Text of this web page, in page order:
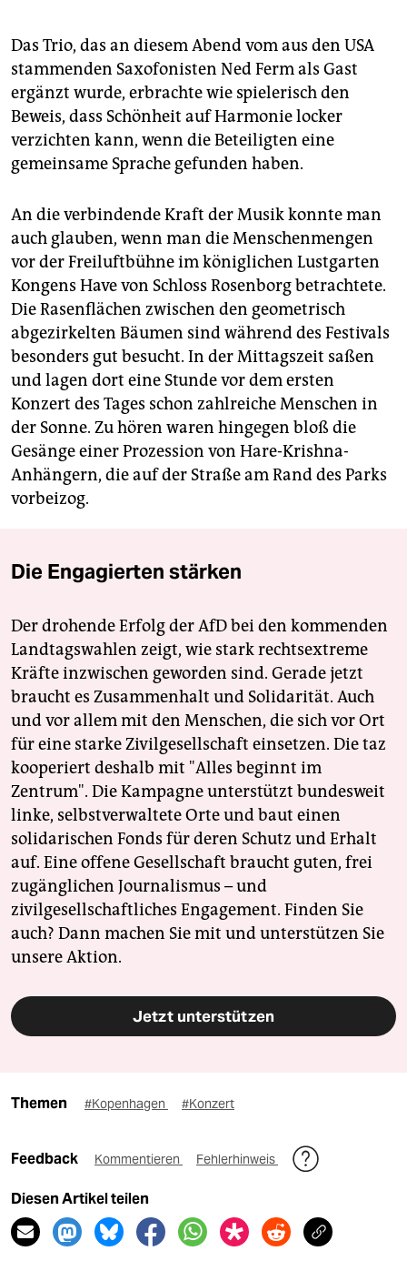
Das Trio, das an diesem Abend vom aus den USA
stammenden Saxofonisten Ned Ferm als Gast
ergänzt wurde, erbrachte wie spielerisch den
Beweis, dass Schönheit auf Harmonie locker
verzichten kann, wenn die Beteiligten eine
gemeinsame Sprache gefunden haben.
An die verbindende Kraft der Musik konnte man
auch glauben, wenn man die Menschenmengen
vor der Freiluftbühne im königlichen Lustgarten
Kongens Have von Schloss Rosenborg betrachtete.
Die Rasenflächen zwischen den geometrisch
abgezirkelten Bäumen sind während des Festivals
besonders gut besucht. In der Mittagszeit saßen
und lagen dort eine Stunde vor dem ersten
Konzert des Tages schon zahlreiche Menschen in
der Sonne. Zu hören waren hingegen bloß die
Gesänge einer Prozession von Hare-Krishna-
Anhängern, die auf der Straße am Rand des Parks
vorbeizog.
Die Engagierten stärken
Der drohende Erfolg der AfD bei den kommenden
Landtagswahlen zeigt, wie stark rechtsextreme
Kräfte inzwischen geworden sind. Gerade jetzt
braucht es Zusammenhalt und Solidarität. Auch
und vor allem mit den Menschen, die sich vor Ort
für eine starke Zivilgesellschaft einsetzen. Die taz
kooperiert deshalb mit "Alles beginnt im
Zentrum". Die Kampagne unterstützt bundesweit
linke, selbstverwaltete Orte und baut einen
solidarischen Fonds für deren Schutz und Erhalt
auf. Eine offene Gesellschaft braucht guten, frei
zugänglichen Journalismus – und
zivilgesellschaftliches Engagement. Finden Sie
auch? Dann machen Sie mit und unterstützen Sie
unsere Aktion.
Jetzt unterstützen
Themen #Kopenhagen #Konzert
Feedback Kommentieren Fehlerhinweis
Diesen Artikel teilen